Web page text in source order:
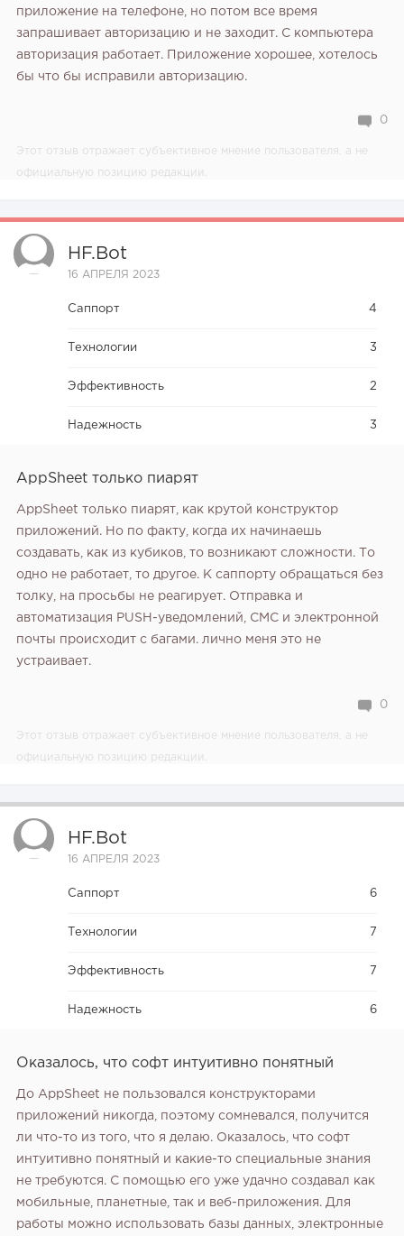
приложение на телефоне, но потом все время
запрашивает авторизацию и не заходит. С компьютера
авторизация работает. Приложение хорошее, хотелось
бы что бы исправили авторизацию.
0
Этот отзыв отражает субъективное мнение пользователя, а не
официальную позицию редакции.
HF.bot
16 АПРЕЛЯ 2023
Саппорт 4
Технологии 3
Эффективность 2
Надежность 3
AppSheet только пиарят
AppSheet только пиарят, как крутой конструктор
приложений. Но по факту, когда их начинаешь
создавать, как из кубиков, то возникают сложности. То
одно не работает, то другое. К саппорту обращаться без
толку, на просьбы не реагирует. Отправка и
автоматизация PUSH-уведомлений, СМС и электронной
почты происходит с багами. лично меня это не
устраивает.
0
Этот отзыв отражает субъективное мнение пользователя, а не
официальную позицию редакции.
HF.bot
16 АПРЕЛЯ 2023
Саппорт 6
Технологии 7
Эффективность 7
Надежность 6
Оказалось, что софт интуитивно понятный
До AppSheet не пользовался конструкторами
приложений никогда, поэтому сомневался, получится
ли что-то из того, что я делаю. Оказалось, что софт
интуитивно понятный и какие-то специальные знания
не требуются. С помощью его уже удачно создавал как
мобильные, планетные, так и веб-приложения. Для
работы можно использовать базы данных, электронные